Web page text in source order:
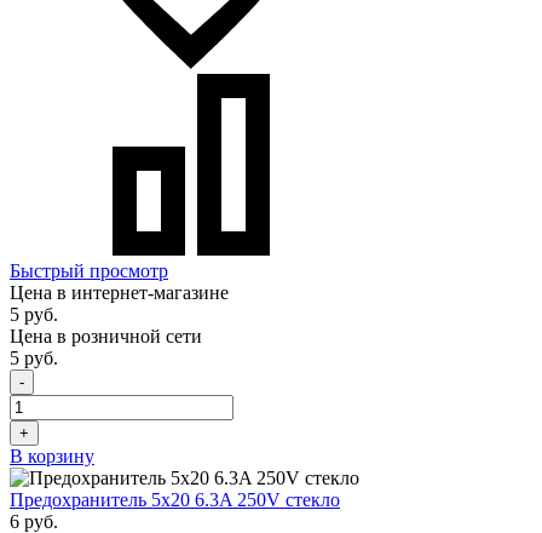
Быстрый просмотр
Цена в интернет-магазине
5 руб.
Цена в розничной сети
5 руб.
-
+
В корзину
Предохранитель 5x20 6.3A 250V стекло
6 руб.